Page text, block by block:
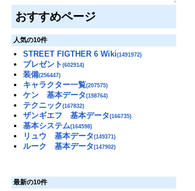
↑
おすすめページ
人気の10件
STREET FIGTHER 6 Wiki(1491972)
プレゼント(602914)
装備(256447)
キャラクター一覧(207575)
ケン 基本データ(198764)
テクニック(167832)
ザンギエフ 基本データ(166735)
基本システム(164598)
リュウ 基本データ(149371)
ルーク 基本データ(147902)
最新の10件